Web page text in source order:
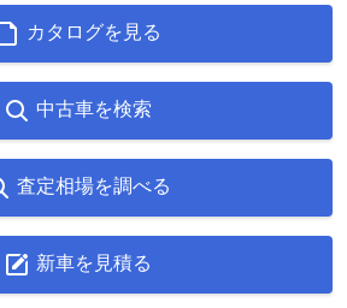
カタログを見る
中古車を検索
査定相場を調べる
新車を見積る